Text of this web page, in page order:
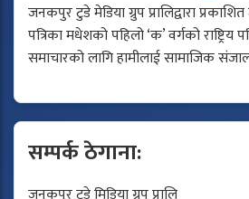
जनकपुर टुडे मेडिया ग्रुप प्रालिद्वारा
पत्रिका मधेशको पहिलो ‘क’ वर्गको राष्ट्रिय
समाचारको लागि हामीलाई सामाजिक
सम्पर्क ठेगाना: